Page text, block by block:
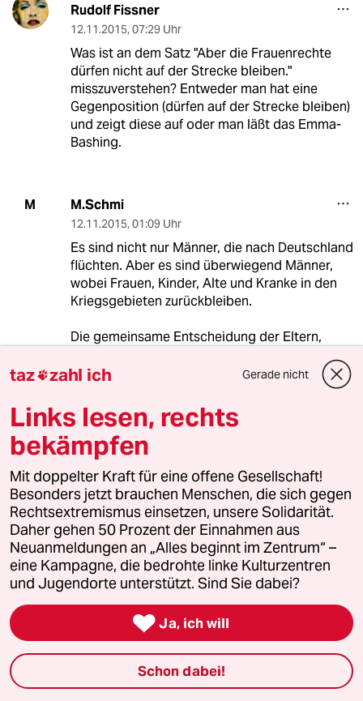
Rudolf Fissner
12.11.2015, 07:29 Uhr
Was ist an dem Satz "Aber die Frauenrechte
dürfen nicht auf der Strecke bleiben."
misszuverstehen? Entweder man hat eine
Gegenposition (dürfen auf der Strecke bleiben)
und zeigt diese auf oder man läßt das Emma-
Bashing.
M M.Schmi
12.11.2015, 01:09 Uhr
Es sind nicht nur Männer, die nach Deutschland
flüchten. Aber es sind überwiegend Männer,
wobei Frauen, Kinder, Alte und Kranke in den
Kriegsgebieten zurückbleiben.
Die gemeinsame Entscheidung der Eltern,
extrem beschränkte Mitspracherecht von
Pakistan. Die Entscheidung, wer flieht, trifft das
Oberhaupt der Familie, das über finanzielle
Ressourcen verfügt. Das ist in den meisten
Fällen nicht die Frau.
Emma hat eine Menge Artikel über
Flüchtlingsfrauen veröffentlicht. Deutlich mehr
als die taz. Es ist unredlich so zu tun als würde
Emma nicht oder nur in einem Nebensatz über
Flüchtlingsfrauen schreiben.
Apropros Frauenbild. Das Frauenbild in den
Herkunfstländern der meisten Flüchtlinge ist
interessant.
http://www.pewforum.org/2013/04/30/the-
worlds-muslims-religion-politics-society-
women-in-society/
taz zahl ich Gerade nicht
Links lesen, rechts
bekämpfen
Mit doppelter Kraft für eine offene Gesellschaft!
Besonders jetzt brauchen Menschen, die sich gegen
Rechtsextremismus einsetzen, unsere Solidarität.
Daher gehen 50 Prozent der Einnahmen aus
Neuanmeldungen an „Alles beginnt im Zentrum“ –
eine Kampagne, die bedrohte linke Kulturzentren
und Jugendorte unterstützt. Sind Sie dabei?
 Ja, ich will
Schon dabei!